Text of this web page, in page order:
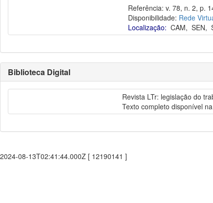
Referência: v. 78, n. 2, p.
Disponibilidade: Rede
Localização: CAM,SEN,
Biblioteca Digital
Revista LTr: legislação do
Texto completo disponível na
2024-08-13T02:41:44.000Z [ 12190141 ]